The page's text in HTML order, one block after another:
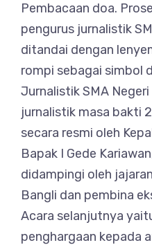
Pembacaan doa.
pengurus jurnalistik
ditandai dengan
rompi sebagai simbol
Jurnalistik SMA
jurnalistik masa bakti
secara resmi oleh
Bapak I Gede
didampingi oleh
Bangli dan pembina
Acara selanjutnya
penghargaan kepada